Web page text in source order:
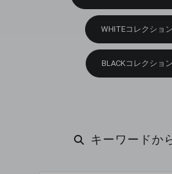
WHITEコレクション
BLACKコレクション
キーワードか